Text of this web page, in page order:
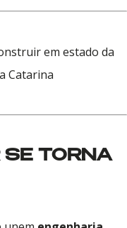
em estado da
Catarina
SE TORNA